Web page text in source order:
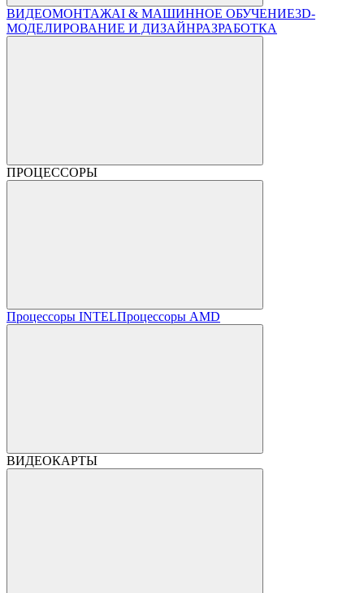
ВИДЕОМОНТАЖAI & МАШИННОЕ ОБУЧЕНИЕ3D-
МОДЕЛИРОВАНИЕ И ДИЗАЙНРАЗРАБОТКА
ПРОЦЕССОРЫ
Процессоры INTELПроцессоры AMD
ВИДЕОКАРТЫ